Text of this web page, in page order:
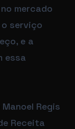
mercado
o serviço
e a
essa
Regis
Receita